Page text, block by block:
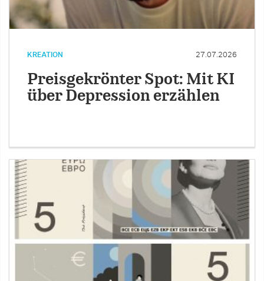
KREATION 27.07.2026
Preisgekrönter Spot: Mit KI
über Depression erzählen